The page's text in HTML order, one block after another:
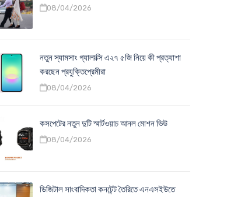
08/04/2026
নতুন স্যামসাং গ্যালাক্সি এ২৭ ৫জি নিয়ে কী প্রত্যাশা
করছেন প্রযুক্তিপ্রেমীরা
08/04/2026
কসপেটের নতুন দুটি স্মার্টওয়াচ আনল মোশন ভিউ
08/04/2026
ডিজিটাল সাংবাদিকতা কনটেন্ট তৈরিতে এনএসইউতে